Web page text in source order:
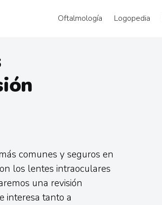
Oftalmología Logopedia
comunes y seguros en
los lentes intraoculares
una revisión
interesa tanto a